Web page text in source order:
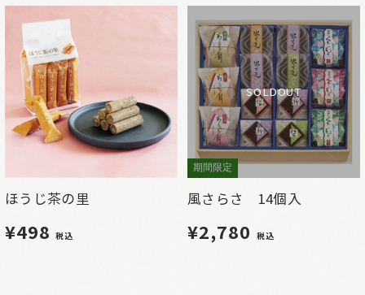
ほうじ茶の里
¥498税込
SOLDOUT
期間限定
風さらさ 14個入
¥2,780 税込